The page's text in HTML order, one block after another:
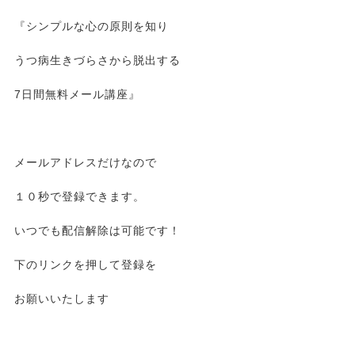
『シンプルな心の原則を知り
うつ病生きづらさから脱出する
7日間無料メール講座』
メールアドレスだけなので
１０秒で登録できます。
いつでも配信解除は可能です！
下のリンクを押して登録を
お願いいたします